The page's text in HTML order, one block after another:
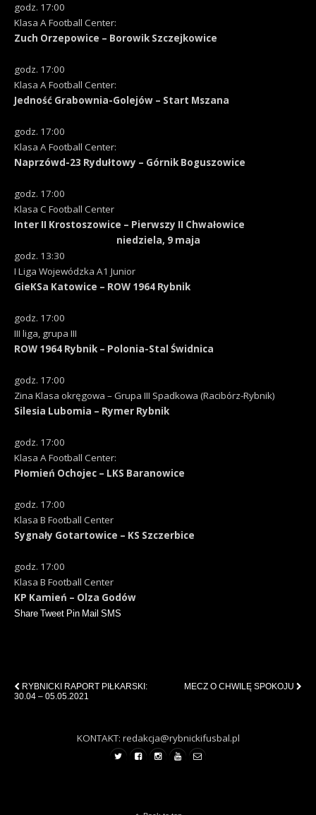
godz. 17:00
Klasa A Football Center:
Zuch Orzepowice – Borowik Szczejkowice
godz. 17:00
Klasa A Football Center:
Jedność Grabownia-Golejów – Start Mszana
godz. 17:00
Klasa A Football Center:
Naprzówd-23 Rydułtowy – Górnik Boguszowice
godz. 17:00
Klasa C Football Center
Inter II Krostoszowice – Pierwszy II Chwałowice
niedziela, 9 maja
godz. 13:30
I Liga Wojewódzka A1 Junior
GieKSa Katowice – ROW 1964 Rybnik
godz. 17:00
III liga, grupa III
ROW 1964 Rybnik – Polonia-Stal Świdnica
godz. 17:00
Zina Klasa okręgowa – Grupa III Spadkowa (Racibórz-Rybnik)
Silesia Lubomia – Rymer Rybnik
godz. 17:00
Klasa A Football Center:
Płomień Ochojec – LKS Baranowice
godz. 17:00
Klasa B Football Center
Sygnały Gotartowice – KS Szczerbice
godz. 17:00
Klasa B Football Center
KP Kamień – Olza Godów
Share Tweet Pin Mail SMS
RYBNICKI RAPORT PIŁKARSKI:
30.04 – 05.05.2021
MECZ O CHWILĘ SPOKOJU
KONTAKT: redakcja@rybnickifusbal.pl